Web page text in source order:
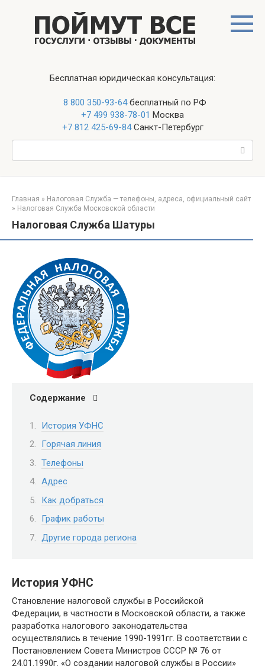
Бесплатная юридическая консультация:
8 800 350-93-64бесплатный по РФ
+7 499 938-78-01 Москва
+7 812 425-69-84Санкт-Петербург
Главная » Налоговая Служба — телефоны, адреса, официальный сайт
» Налоговая Служба Московской области
Налоговая Служба Шатуры
Содержание
История УФНС
Горячая линия
Телефоны
Адрес
Как добраться
График работы
Другие города региона
История УФНС
Становление налоговой службы в Российской
Федерации, в частности в Московской области, а также
разработка налогового законодательства
осуществлялись в течение 1990-1991гг. В соответствии с
Постановлением Совета Министров СССР № 76 от
24.01.1990г. «О создании налоговой службы в России»